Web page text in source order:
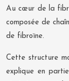
Au cœur de la
composée de
de fibroïne.
Cette structure
explique en